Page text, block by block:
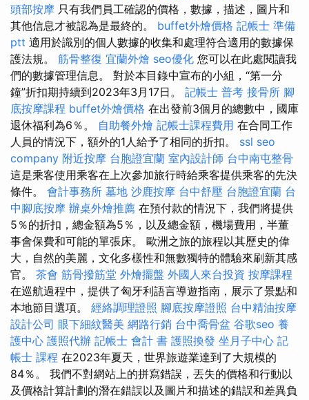
頭部按摩 只有我們員工確認的價格，數據，描述，圖片和
其他信息才被認為是最終的。 buffet外燴價格 記帳士 準備
ptt 適用於識別的個人數據的收集和處理符合適用的數據保
護法規。 筋骨整復 宜蘭外燴 seo優化 您可以在此處閱讀我
們的數據管理信息。 對於本目錄中宣布的小組，“第一分
鐘”折扣期持續到2023年3月17日。 記帳士 普考 接骨所 腳
底按摩課程 buffet外燴價格 在出發前3個月的總數中，國庫
退休福利為6％。 自助餐外燴 記帳士課程費用 在合同工作
人員的情況下，額外的1人給予了相同的折扣。 ssl seo
company 附近按摩 台胞證宜蘭 室內設計師 台中南屯整骨
這是乘客使用乘客在上次參加旅行時給乘客提供乘客的先決
條件。 會計事務所 墓地 沙鹿按摩 台中舒壓 台胞證宜蘭 台
中腳底按摩 辦桌外燴推薦 在預付款的情況下，我們將提供
5％的折扣，總金額為5％，以及總金額，機場費用，半董
事會保費和可能的單張床。 歐洲之旅的旅程以其歷史的偉
大，自然的美麗，文化多樣性和無數獨特的體驗來刷新其感
官。 茶會 筋骨撥筋堂 外燴擺盤 外國人來台投資 按摩課程
在巡航過程中，提供了匈牙利語言導遊指南，展示了景點和
本地節目選項。 經絡調理證照 腳底按摩證照 台中精油按摩
設計公司 眼下細紋醫美 網路行銷 台中喬骨盆 谷歌seo 養
護中心 護照代辦 記帳士 會計 書 護照換發 坐月子中心 記
帳士 課程 在2023年夏天，世界旅遊業達到了大規模的
84％。 我們不對網站上的拼寫錯誤，丟失的價格和行動以
及價格計算計劃的潛在錯誤以及圖片和描述的錯誤和差異負